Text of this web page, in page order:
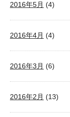
2016年5月 (4)
2016年4月 (4)
2016年3月 (6)
2016年2月 (13)